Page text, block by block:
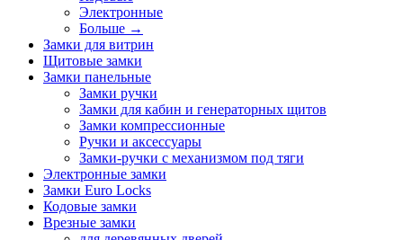
Электронные
Больше →
Замки для витрин
Щитовые замки
Замки панельные
Замки ручки
Замки для кабин и генераторных щитов
Замки компрессионные
Ручки и аксессуары
Замки-ручки с механизмом под тяги
Электронные замки
Замки Euro Locks
Кодовые замки
Врезные замки